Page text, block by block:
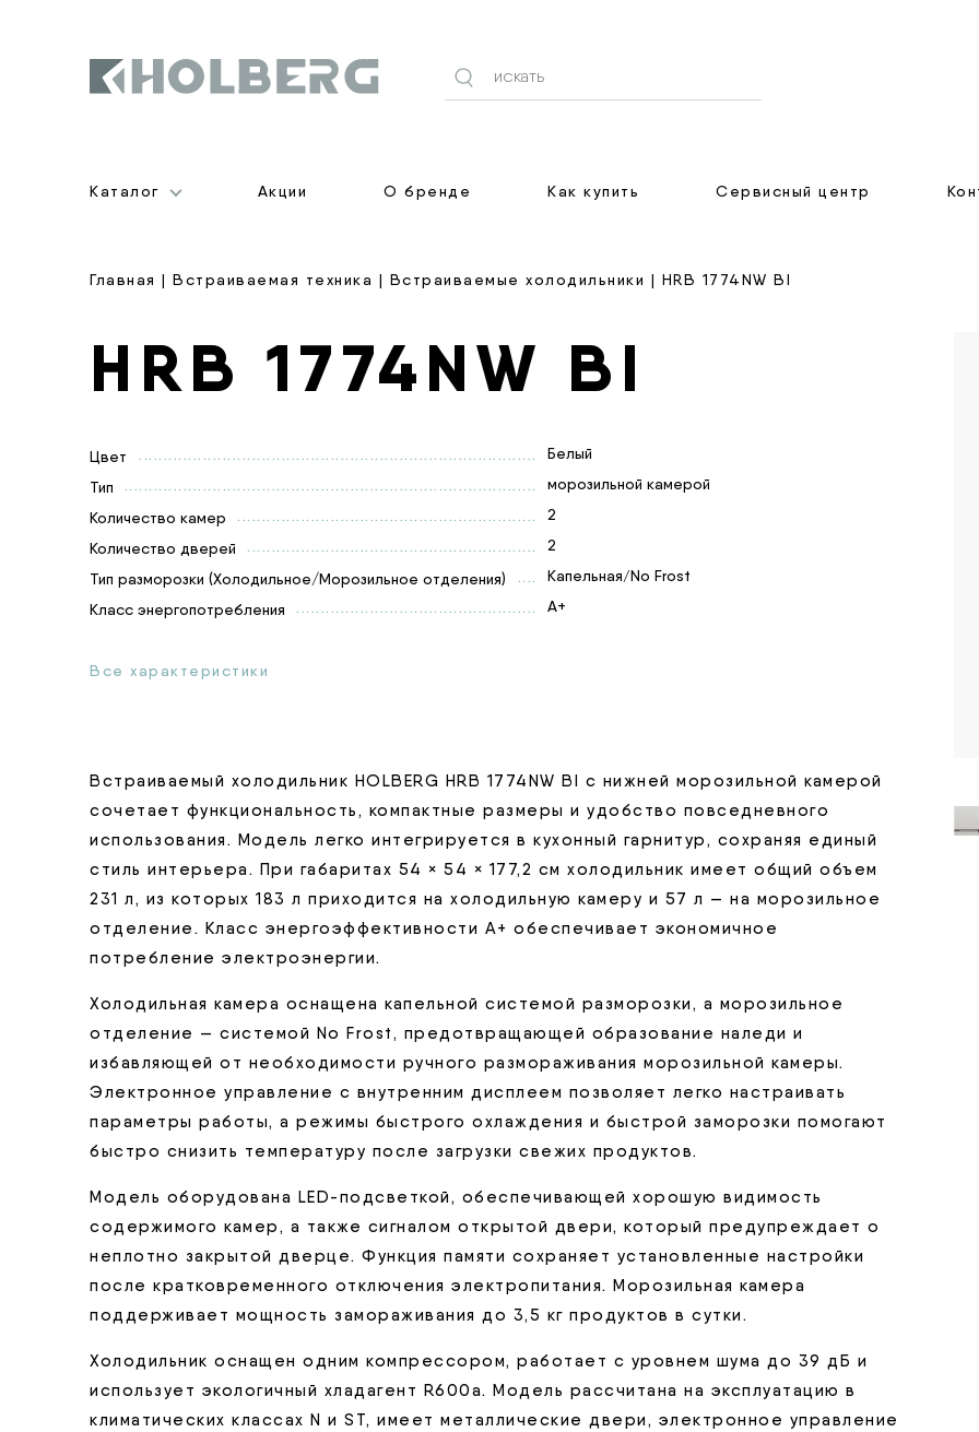
Каталог Акции О бренде Как купить Сервисный центр
Главная | Встраиваемая техника | Встраиваемые холодильники | HRB 1774NW BI
HRB 1774NW BI
Цвет
Белый
Тип
Встраиваемый холодильник с нижней
морозильной камерой
Количество камер
2
Количество дверей
2
Тип разморозки (Холодильное/Морозильное отделения)
Капельная/No Frost
Класс энергопотребления
A+
Все характеристики
Встраиваемый холодильник HOLBERG HRB 1774NW BI с нижней морозильной камерой
сочетает функциональность, компактные размеры и удобство повседневного
использования. Модель легко интегрируется в кухонный гарнитур, сохраняя единый
стиль интерьера. При габаритах 54 × 54 × 177,2 см холодильник имеет общий объем
231 л, из которых 183 л приходится на холодильную камеру и 57 л — на морозильное
отделение. Класс энергоэффективности А+ обеспечивает экономичное
потребление электроэнергии.
Холодильная камера оснащена капельной системой разморозки, а морозильное
отделение — системой No Frost, предотвращающей образование наледи и
избавляющей от необходимости ручного размораживания морозильной камеры.
Электронное управление с внутренним дисплеем позволяет легко настраивать
параметры работы, а режимы быстрого охлаждения и быстрой заморозки помогают
быстро снизить температуру после загрузки свежих продуктов.
Модель оборудована LED-подсветкой, обеспечивающей хорошую видимость
содержимого камер, а также сигналом открытой двери, который предупреждает о
неплотно закрытой дверце. Функция памяти сохраняет установленные настройки
после кратковременного отключения электропитания. Морозильная камера
поддерживает мощность замораживания до 3,5 кг продуктов в сутки.
Холодильник оснащен одним компрессором, работает с уровнем шума до 39 дБ и
использует экологичный хладагент R600a. Модель рассчитана на эксплуатацию в
климатических классах N и ST, имеет металлические двери, электронное управление